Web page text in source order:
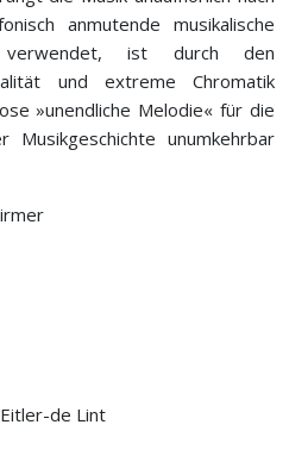
anmutende musikalische
ist durch den
und extreme Chromatik
»unendliche Melodie« für die
unumkehrbar
de Lint